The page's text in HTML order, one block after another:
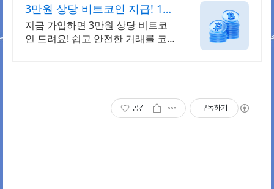
3만원 상당 비트코인 지급! 12
년 무사고 거래소
지금 가입하면 3만원 상당 비트코
인 드려요! 쉽고 안전한 거래를 코
공감 구독하기